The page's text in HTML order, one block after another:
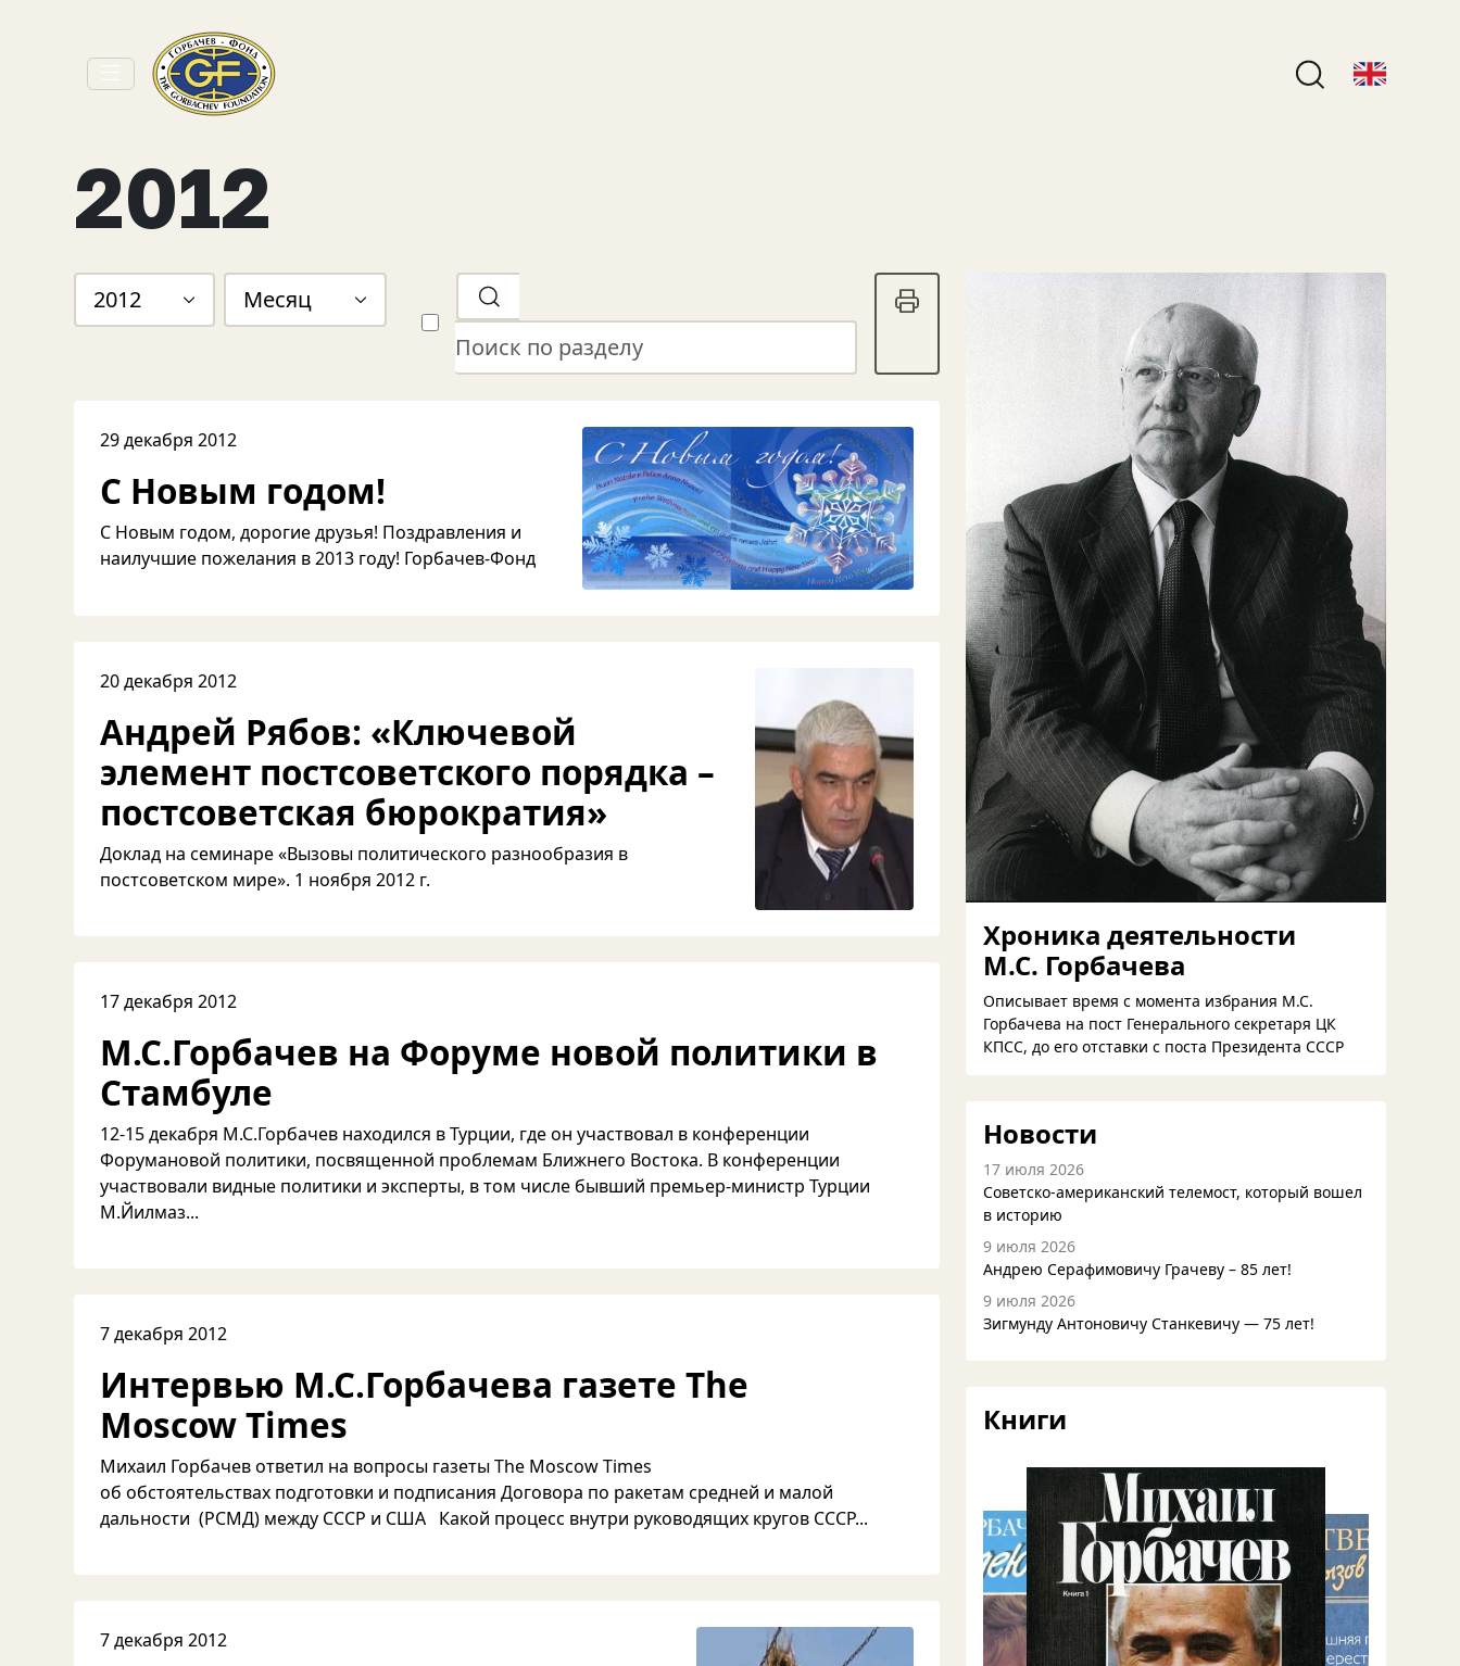
2012
2012 Месяц
29 декабря 2012
C Новым годом!
C Новым годом, дорогие друзья! Поздравления и
наилучшие пожелания в 2013 году! Горбачев-Фонд
20 декабря 2012
Андрей Рябов: «Ключевой
элемент постсоветского порядка –
постсоветская бюрократия»
Доклад на семинаре «Вызовы политического разнообразия в
постсоветском мире». 1 ноября 2012 г.
17 декабря 2012
М.С.Горбачев на Форуме новой политики в
Стамбуле
12-15 декабря М.С.Горбачев находился в Турции, где он участвовал в конференции
Форумановой политики, посвященной проблемам Ближнего Востока. В конференции
участвовали видные политики и эксперты, в том числе бывший премьер-министр Турции
М.Йилмаз...
7 декабря 2012
Интервью М.С.Горбачева газете The
Moscow Times
Михаил Горбачев ответил на вопросы газеты The Moscow Times
об обстоятельствах подготовки и подписания Договора по ракетам средней и малой
дальности (РСМД) между СССР и США Какой процесс внутри руководящих кругов СССР...
7 декабря 2012
Хроника деятельности
М.С. Горбачева
Описывает время с момента избрания М.С.
Горбачева на пост Генерального секретаря ЦК
КПСС, до его отставки с поста Президента СССР
Новости
17 июля 2026
Советско-американский телемост, который вошел
в историю
9 июля 2026
Андрею Серафимовичу Грачеву – 85 лет!
9 июля 2026
Зигмунду Антоновичу Станкевичу — 75 лет!
Книги